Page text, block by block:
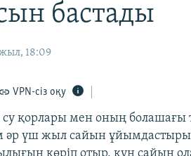
бастады
18:09
VPN-сіз оқу
су қорлары мен оның болашағы
әр үш жыл сайын